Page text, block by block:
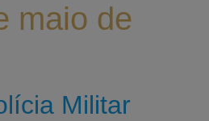
maio de
Militar